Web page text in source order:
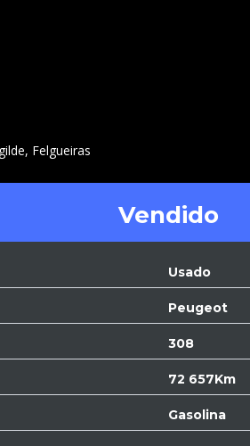
Felgueiras
Vendido
Usado
Peugeot
308
72 657Km
Gasolina